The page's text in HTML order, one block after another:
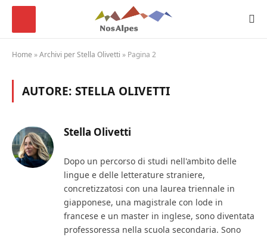
Home »Archivi per Stella Olivetti » Pagina 2
AUTORE: STELLA OLIVETTI
Stella Olivetti
Dopo un percorso di studi nell'ambito delle
lingue e delle letterature straniere,
concretizzatosi con una laurea triennale in
giapponese, una magistrale con lode in
francese e un master in inglese, sono diventata
professoressa nella scuola secondaria. Sono